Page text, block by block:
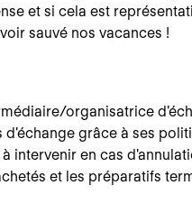
et si cela est
sauvé nos vacances !
organisatrice
grâce à ses
intervenir en cas
et les préparatifs